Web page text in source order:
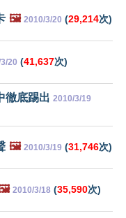
🖼️ 2010/3/20 (29,214次)
20 (41,637次)
徹底踢出 2010/3/19
🖼️ 2010/3/19 (31,746次)
2010/3/18 (35,590次)